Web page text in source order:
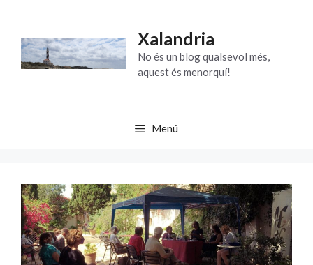
contingut
Xalandria
No és un blog qualsevol més,
aquest és menorquí!
Menú